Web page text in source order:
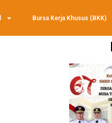
Bursa Kerja Khusus (BKK)